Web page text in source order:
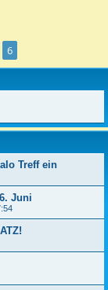
6
Treff ein
Juni